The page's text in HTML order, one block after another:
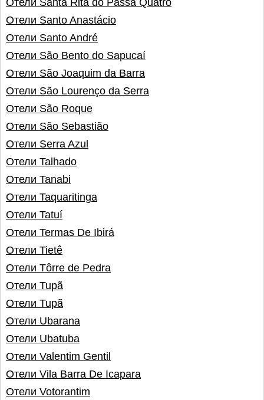
Отели Santa Rita do Passa Quatro
Отели Santo Anastácio
Отели Santo André
Отели São Bento do Sapucaí
Отели São Joaquim da Barra
Отели São Lourenço da Serra
Отели São Roque
Отели São Sebastião
Отели Serra Azul
Отели Talhado
Отели Tanabi
Отели Taquaritinga
Отели Tatuí
Отели Termas De Ibirá
Отели Tietê
Отели Tôrre de Pedra
Отели Tupã
Отели Tupã
Отели Ubarana
Отели Ubatuba
Отели Valentim Gentil
Отели Vila Barra De Icapara
Отели Votorantim